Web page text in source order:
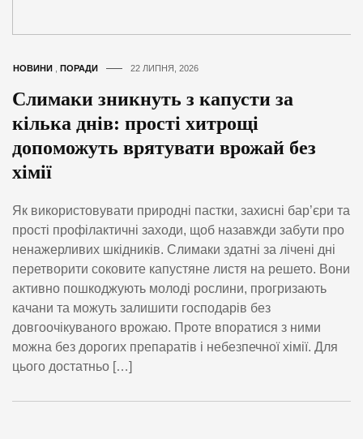
НОВИНИ ПОРАДИ 22 ЛИПНЯ, 2026
Слимаки зникнуть з капусти за
кілька днів: прості хитрощі
допоможуть врятувати врожай без
хімії
Як використовувати природні пастки, захисні бар’єри та
прості профілактичні заходи, щоб назавжди забути про
ненажерливих шкідників. Слимаки здатні за лічені дні
перетворити соковите капустяне листя на решето. Вони
активно пошкоджують молоді рослини, прогризають
качани та можуть залишити господарів без
довгоочікуваного врожаю. Проте впоратися з ними
можна без дорогих препаратів і небезпечної хімії. Для
цього достатньо […]